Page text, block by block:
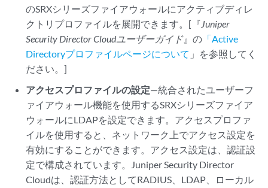
のSRXシリーズファイアウォールにアクティブディレ
クトリプロファイルを展開できます。[『Juniper
Security Director Cloudユーザーガイド』の 「Active
Directoryプロファイルページについて 」を参照してく
ださい。]
アクセスプロファイルの設定—統合されたユーザーフ
ァイアウォール機能を使用するSRXシリーズファイア
ウォールにLDAPを設定できます。アクセスプロファ
イルを使用すると、ネットワーク上でアクセス設定を
有効にすることができます。アクセス設定は、認証設
定で構成されています。 Juniper Security Director
Cloudは、認証方法としてRADIUS、LDAP、ローカル